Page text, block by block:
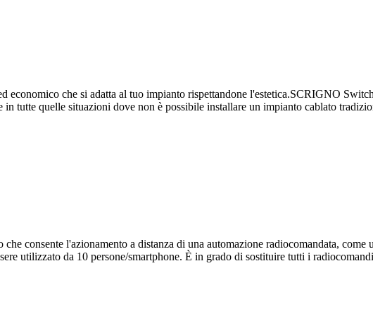
che si adatta al tuo impianto rispettandone l'estetica.SCRIGNO
tutte quelle situazioni dove non è possibile installare un impianto cablato
consente l'azionamento a distanza di una automazione radiocomandata, come
utilizzato da 10 persone/smartphone. È in grado di sostituire tutti i